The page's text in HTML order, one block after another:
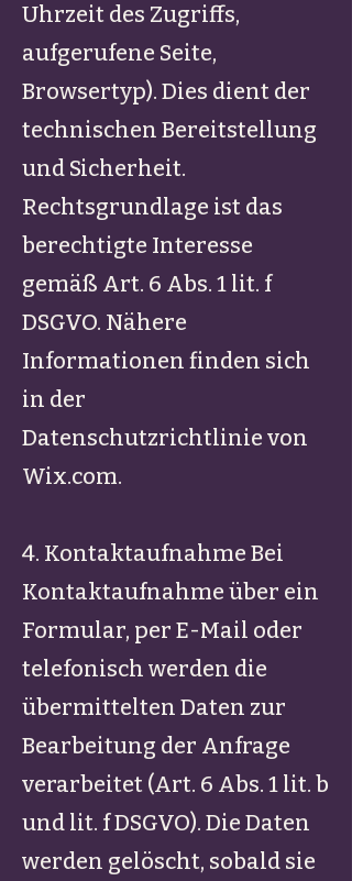
Uhrzeit des Zugriffs,
aufgerufene Seite,
Browsertyp). Dies dient der
technischen Bereitstellung
und Sicherheit.
Rechtsgrundlage ist das
berechtigte Interesse
gemäß Art. 6 Abs. 1 lit. f
DSGVO. Nähere
Informationen finden sich
in der
Datenschutzrichtlinie von
Wix.com.
4. Kontaktaufnahme Bei
Kontaktaufnahme über ein
Formular, per E-Mail oder
telefonisch werden die
übermittelten Daten zur
Bearbeitung der Anfrage
verarbeitet (Art. 6 Abs. 1 lit. b
und lit. f DSGVO). Die Daten
werden gelöscht, sobald sie